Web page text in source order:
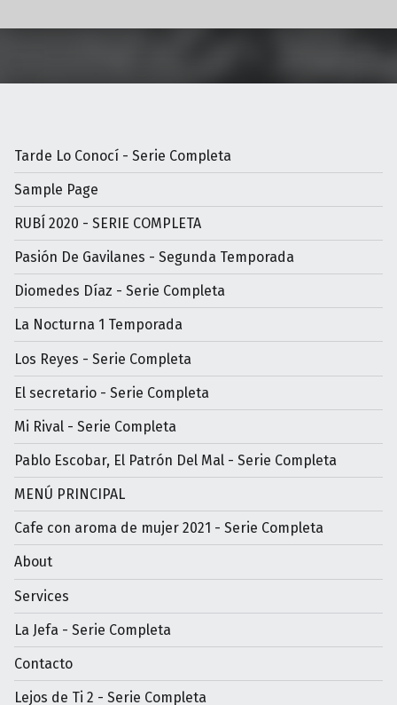
Tarde Lo Conocí - Serie Completa
Sample Page
RUBÍ 2020 - SERIE COMPLETA
Pasión De Gavilanes - Segunda Temporada
Diomedes Díaz - Serie Completa
La Nocturna 1 Temporada
Los Reyes - Serie Completa
El secretario - Serie Completa
Mi Rival - Serie Completa
Pablo Escobar, El Patrón Del Mal - Serie Completa
MENÚ PRINCIPAL
Cafe con aroma de mujer 2021 - Serie Completa
About
Services
La Jefa - Serie Completa
Contacto
Lejos de Ti 2 - Serie Completa